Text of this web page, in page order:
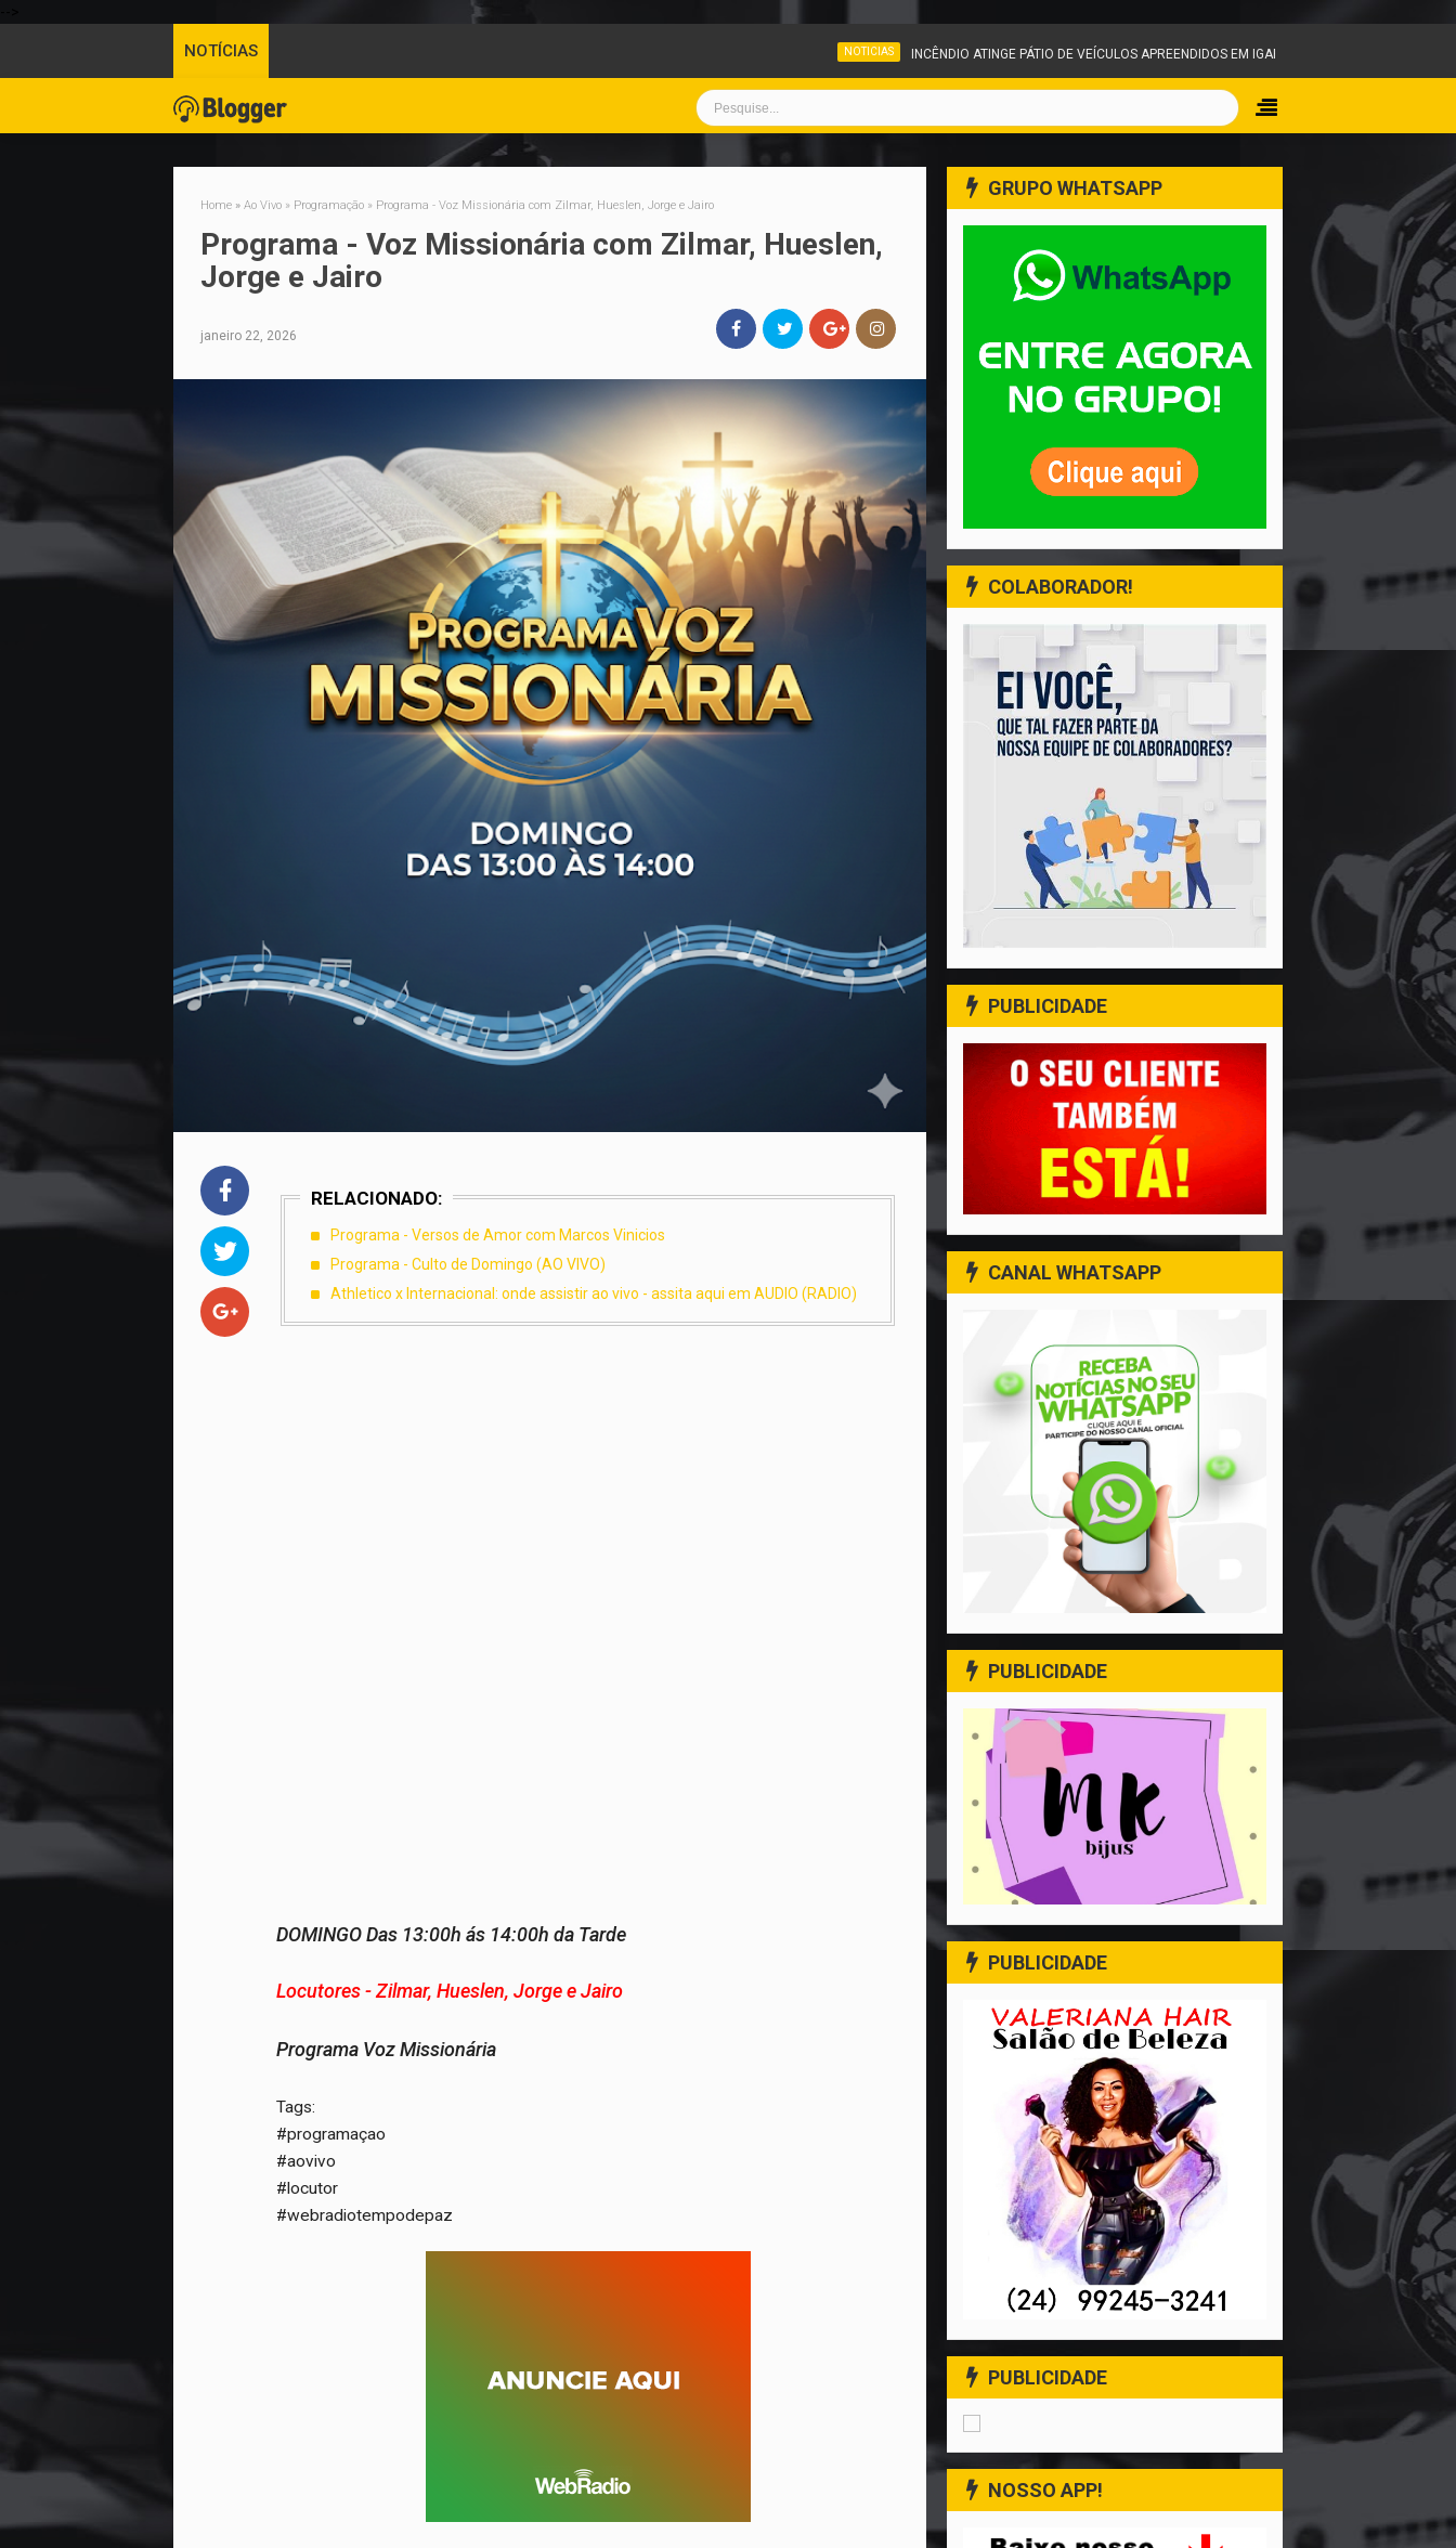
NOTÍCIAS INCÊNDIO ATINGE PÁTIO DE VEÍCULOS APREENDIDOS EM IGARAPÉ E MOBILIZA EQUIPES DO CORPO DE BOMBEIROS
Home » Ao Vivo » Programação » Programa - Voz Missionária com Zilmar, Hueslen, Jorge e Jairo
Programa - Voz Missionária com Zilmar, Hueslen,
Jorge e Jairo
janeiro 22, 2026
RELACIONADO:
Programa - Versos de Amor com Marcos Vinicios
Programa - Culto de Domingo (AO VIVO)
Athletico x Internacional: onde assistir ao vivo - assita aqui em AUDIO (RADIO)
DOMINGO Das 13:00h ás 14:00h da Tarde
Locutores -Zilmar, Hueslen, Jorge e Jairo
Programa Voz Missionária
Tags:
#programaçao
#aovivo
#locutor
#webradiotempodepaz
GRUPO WHATSAPP
COLABORADOR!
PUBLICIDADE
CANAL WHATSAPP
PUBLICIDADE
PUBLICIDADE
PUBLICIDADE
NOSSO APP!